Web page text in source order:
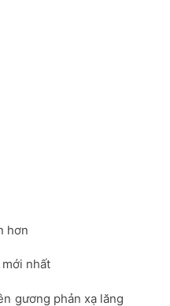
hơn
nhất
gương phản xạ lăng